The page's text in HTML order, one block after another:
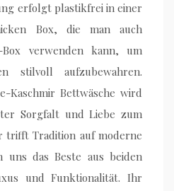
erfolgt plastikfrei in einer
Box, die man auch
verwenden kann, um
stilvoll aufzubewahren.
Kaschmir Bettwäsche wird
Sorgfalt und Liebe zum
trifft Tradition auf moderne
uns das Beste aus beiden
und Funktionalität. Ihr